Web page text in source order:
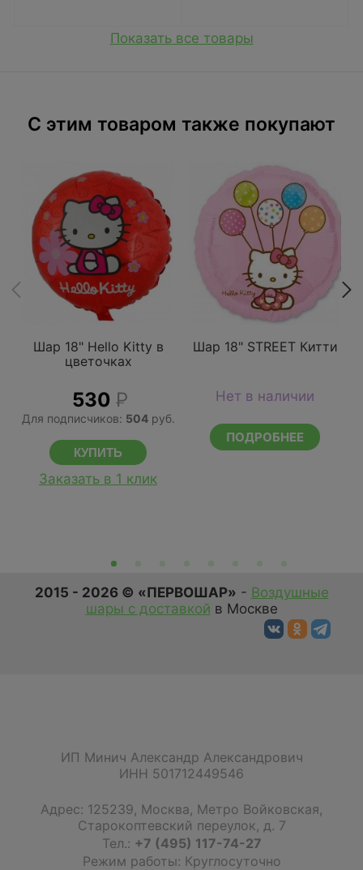
Показать все товары
C этим товаром также покупают
Шар 18" Hello Kitty в
цветочках
530Р
Для подписчиков: 504руб.
Заказать в 1 клик
Шар 18" STREET Китти
Нет в наличии
ПОДРОБНЕЕ
2015 - 2026 © «ПЕРВОШАР» - Воздушные
шары с доставкой в Москве
ИП Минич Александр Александрович
ИНН 501712449546
Адрес: 125239, Москва, Метро Войковская,
Старокоптевский переулок, д. 7
Тел.: +7 (495) 117-74-27
Режим работы: Круглосуточно